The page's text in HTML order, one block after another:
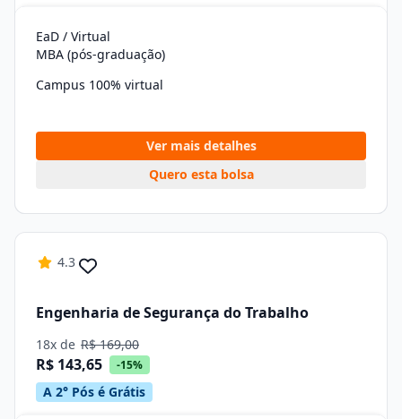
EaD / Virtual
MBA (pós-graduação)
Campus 100% virtual
Ver mais detalhes
Quero esta bolsa
4.3
Engenharia de Segurança do Trabalho
18x de R$ 169,00
R$ 143,65 -15%
A 2° Pós é Grátis